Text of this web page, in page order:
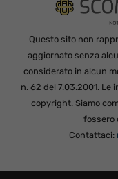
Questo sito non
aggiornato senza
considerato in alcun
n. 62 del 7.03.2001. Le
copyright. Siamo
fossero
Contattaci: